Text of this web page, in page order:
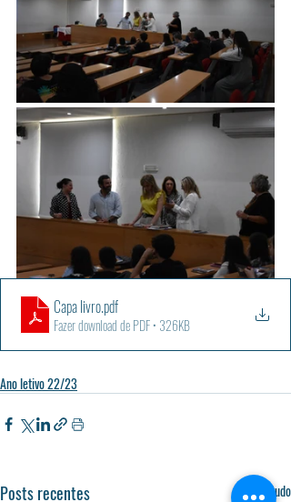
Capa livro.pdf
Fazer download de PDF • 326KB
Ano letivo 22/23
Posts recentes Ver tudo